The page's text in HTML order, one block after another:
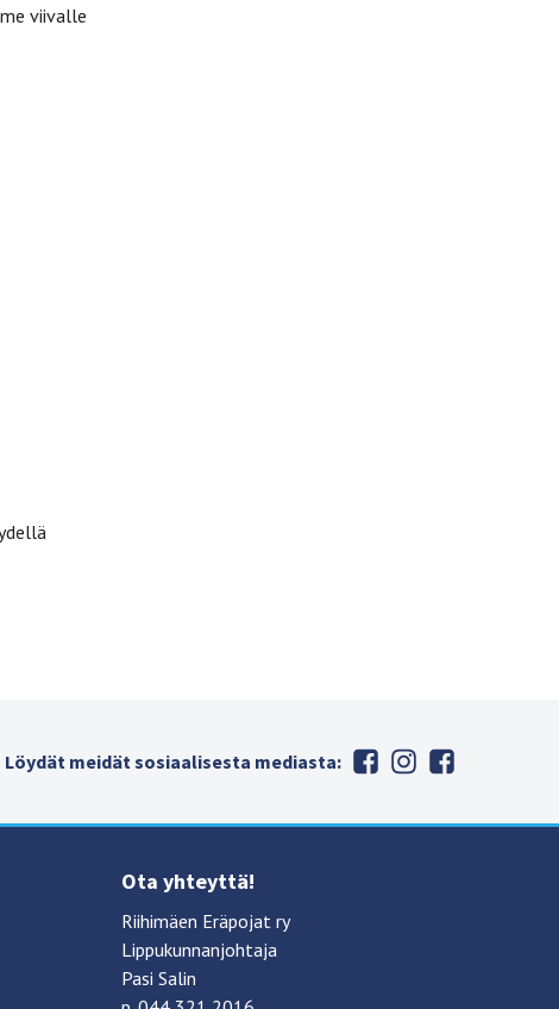
viivalle
Löydät meidät sosiaalisesta mediasta:
Ota yhteyttä!
Riihimäen Eräpojat ry
Lippukunnanjohtaja
Pasi Salin